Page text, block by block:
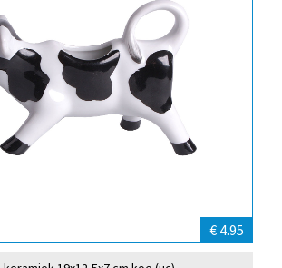
€ 4.95